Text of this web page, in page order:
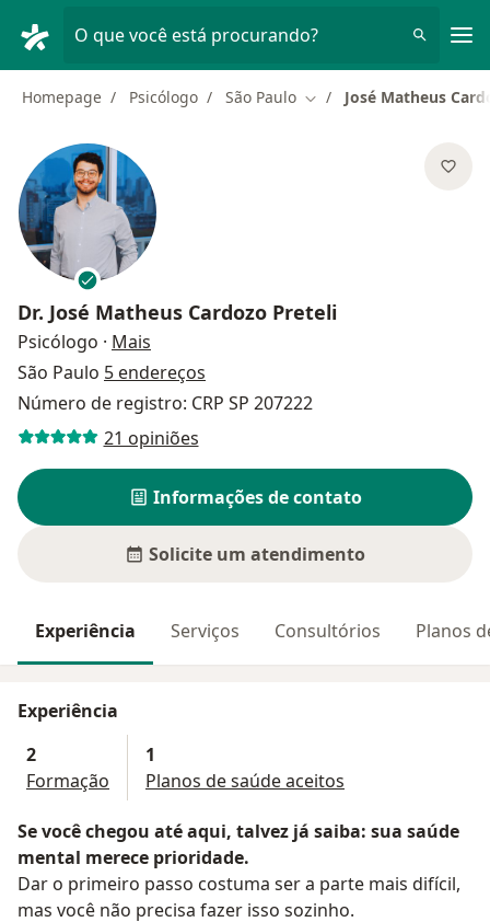
O que você está procurando?
Homepage Psicólogo São Paulo Mudar de cidade
José Matheus
Dr. José Matheus Cardozo Preteli
Psicólogo · Mais
São Paulo 5 endereços
Número de registro: CRP SP 207222
21 opiniões
Informações de contato
Solicite um atendimento
Experiência Serviços Consultórios Planos
Experiência
2
Formação
1
Planos de saúde aceitos
Se você chegou até aqui, talvez já saiba: sua saúde
mental merece prioridade.
Dar o primeiro passo costuma ser a parte mais difícil,
mas você não precisa fazer isso sozinho.